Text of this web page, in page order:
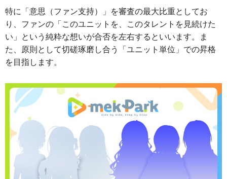
特に「意思（ファン支持）」を審査の最大比重としてお
り、ファンの「このユニットを、このタレントを見続けた
い」という純粋な想いが合否を左右するといいます。ま
た、原則として切磋琢磨し合う「ユニット単位」での昇格
を目指します。